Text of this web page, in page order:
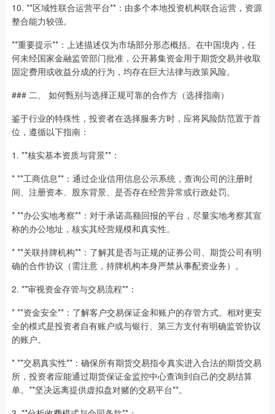
10. **区域性联合运营平台**：由多个本地投资机构联合运营，资源
整合能力较强。
**重要提示**：上述描述仅为市场部分形态概括。在中国境内，任
何未经国家金融监管部门批准，公开募集资金用于期货交易并收取
固定费用或收益分成的行为，均存在巨大法律与政策风险。
### 二、 如何甄别与选择正规可靠的合作方（选择指南）
鉴于行业的特殊性，投资者在选择服务方时，应将风险防范置于首
位，遵循以下指南：
1. **核实基本资质与背景**：
* **工商信息**：通过企业信用信息公示系统，查询公司的注册时
间、注册资本、股东背景、是否存在经营异常或行政处罚。
* **办公实地考察**：对于承诺高额回报的平台，尽量实地考察其宣
称的办公地址，核实其经营规模和真实性。
* **关联持牌机构**：了解其是否与正规的证券公司、期货公司有明
确的合作协议（需注意，持牌机构本身严禁从事配资业务）。
2. **审视资金存管与交易流程**：
* **资金安全**：了解客户交易保证金和账户的存管方式。相对更安
全的模式是投资者自有账户或与银行、第三方支付有明确监管协议
的账户。
* **交易真实性**：确保所有期货交易指令真实进入合法的期货交易
所，投资者应能通过期货保证金监控中心查询到自己的交易结算
单。**坚决远离提供虚拟盘对赌的交易平台**。